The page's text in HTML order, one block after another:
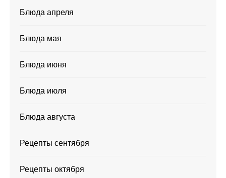
Блюда апреля
Блюда мая
Блюда июня
Блюда июля
Блюда августа
Рецепты сентября
Рецепты октября